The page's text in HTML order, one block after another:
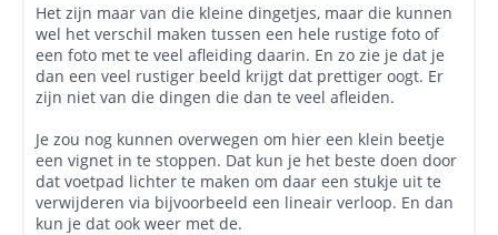
Het zijn maar van die kleine dingetjes, maar die kunnen
wel het verschil maken tussen een hele rustige foto of
een foto met te veel afleiding daarin. En zo zie je dat je
dan een veel rustiger beeld krijgt dat prettiger oogt. Er
zijn niet van die dingen die dan te veel afleiden.
Je zou nog kunnen overwegen om hier een klein beetje
een vignet in te stoppen. Dat kun je het beste doen door
dat voetpad lichter te maken om daar een stukje uit te
verwijderen via bijvoorbeeld een lineair verloop. En dan
kun je dat ook weer met de.